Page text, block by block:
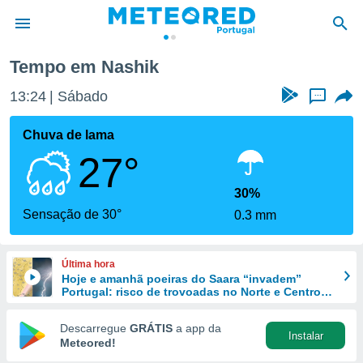
da
foi
fornecidas
a este
das
e
forma
digital
Tempo em Nashik
13:24 Sábado ...
Chuva de lama
27°
Sensação de 30°
30%
0.3 mm
Última hora
Hoje e amanhã poeiras do Saara “invadem”
Portugal: risco de trovoadas no Norte e Centro
Descarregue GRÁTIS a app da
Meteored!
Instalar